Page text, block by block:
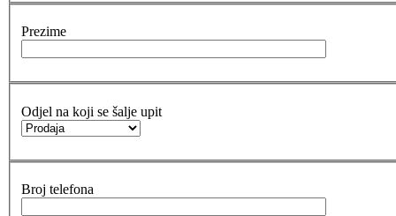
Prezime
Odjel na koji se šalje upit
Broj telefona